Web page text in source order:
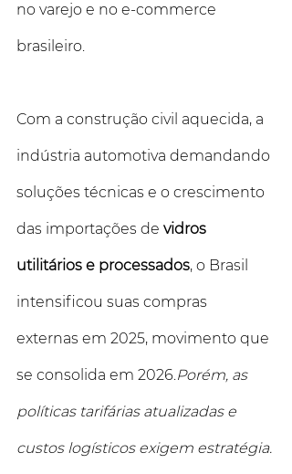
no varejo e no e-commerce
brasileiro.
Com a construção civil aquecida, a
indústria automotiva demandando
soluções técnicas e o crescimento
das importações de vidros
utilitários e processados, o Brasil
intensificou suas compras
externas em 2025, movimento que
se consolida em 2026.Porém, as
políticas tarifárias atualizadas e
custos logísticos exigem estratégia.